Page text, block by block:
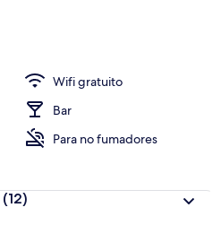
Wifi gratuito
Bar
Para no fumadores
(12)